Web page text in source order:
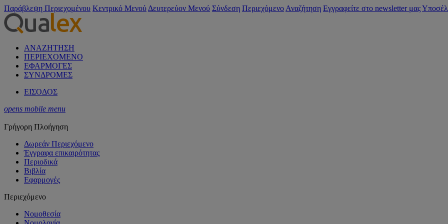
Παράβλεψη Περιεχομένου Κεντρικό Μενού Δευτερεύον Μενού Σύνδεση Περιεχόμενο Αναζήτηση Εγγραφείτε στο newsletter μας
ΑΝΑΖΗΤΗΣΗ
ΠΕΡΙΕΧΟΜΕΝΟ
ΕΦΑΡΜΟΓΕΣ
ΣΥΝΔΡΟΜΕΣ
ΕΙΣΟΔΟΣ
opens mobile menu
Γρήγορη Πλοήγηση
Δωρεάν Περιεχόμενο
Έγγραφα επικαιρότητας
Περιοδικά
Βιβλία
Εφαρμογές
Περιεχόμενο
Νομοθεσία